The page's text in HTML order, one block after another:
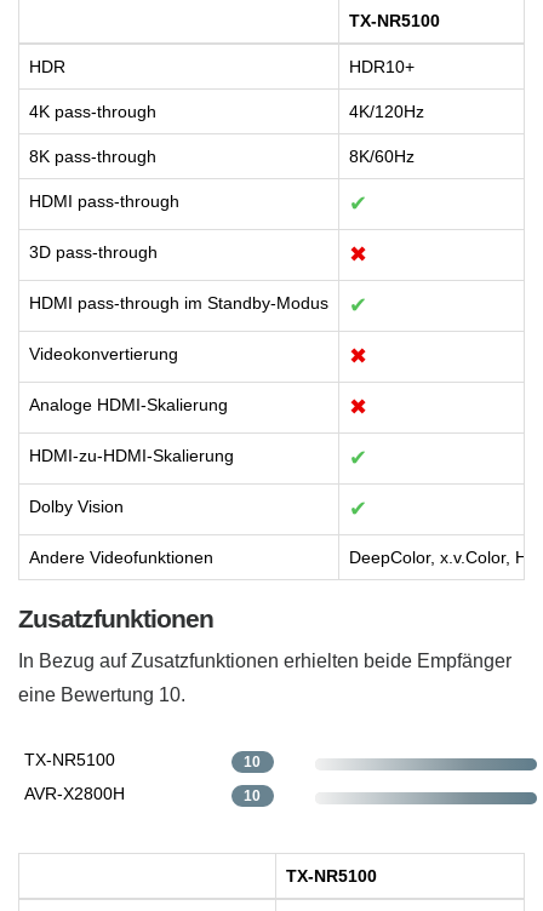
TX-NR5100
HDR HDR10+
4K pass-through 4K/120Hz
8K pass-through 8K/60Hz
HDMI pass-through ✔
3D pass-through ✖
HDMI pass-through im Standby-Modus ✔
Videokonvertierung ✖
Analoge HDMI-Skalierung ✖
HDMI-zu-HDMI-Skalierung ✔
Dolby Vision ✔
Andere Videofunktionen DeepColor, x.v.Color,
Zusatzfunktionen
In Bezug auf Zusatzfunktionen erhielten beide Empfänger
eine Bewertung 10.
TX-NR5100 10
AVR-X2800H 10
TX-NR5100